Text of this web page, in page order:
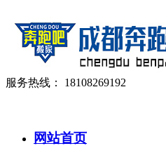
服务热线： 18108269192
网站首页